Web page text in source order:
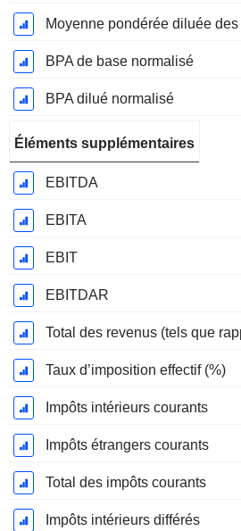
BPA de base normalisé
BPA dilué normalisé
Éléments supplémentaires
EBITDA
EBITA
EBIT
EBITDAR
Total des revenus (tels que
Taux d’imposition effectif (%)
Impôts intérieurs courants
Impôts étrangers courants
Total des impôts courants
Impôts intérieurs différés